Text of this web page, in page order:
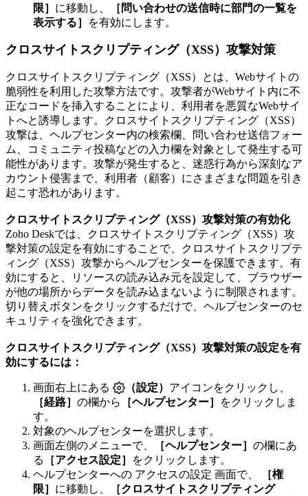
限］ に移動し、
［問い合わせの送信時に部門の一覧を
表示する］
を有効にします。
クロスサイトスクリプティング（XSS）攻撃対策
クロスサイトスクリプティング（XSS）とは、Webサイトの
脆弱性を利用した攻撃方法です。攻撃者がWebサイト内に不
正なコードを挿入することにより、利用者を悪質なWebサイ
トへと誘導します。クロスサイトスクリプティング（XSS）
攻撃は、ヘルプセンター内の検索欄、問い合わせ送信フォー
ム、コミュニティ投稿などの入力欄を対象として発生する可
能性があります。攻撃が発生すると、迷惑行為から深刻なア
カウント侵害まで、利用者（顧客）にさまざまな問題を引き
起こす恐れがあります。
クロスサイトスクリプティング（XSS）攻撃対策の有効化
Zoho Deskでは、クロスサイトスクリプティング（XSS）攻
撃対策の設定を有効にすることで、クロスサイトスクリプテ
ィング（XSS）攻撃からヘルプセンターを保護できます。有
効にすると、リソースの読み込み元を設定して、ブラウザー
が他の場所からデータを読み込まないように制限されます。
切り替えボタンをクリックするだけで、ヘルプセンターのセ
キュリティを強化できます。
クロスサイトスクリプティング（XSS）攻撃対策の設定を有
効にするには：
画面右上にある （設定） アイコンをクリックし、
［経路］ の欄から ［ヘルプセンター］
をクリックしま
す。
対象のヘルプセンターを選択します。
画面左側のメニューで、
［ヘルプセンター］ の欄にあ
る
［アクセス設定］
をクリックします。
ヘルプセンターへの アクセスの設定 画面で、
［権
限］ に移動し、
［クロスサイトスクリプティング